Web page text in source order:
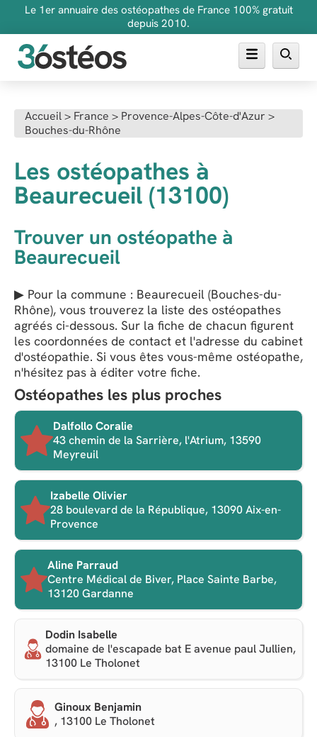
Le 1er annuaire des ostéopathes de France 100% gratuit
depuis 2010.
FAQ
Inscrire son cabinet
Accueil> France > Provence-Alpes-Côte-d'Azur >
Bouches-du-Rhône
Les ostéopathes à
Beaurecueil (13100)
Trouver un ostéopathe à
Beaurecueil
▶ Pour la commune : Beaurecueil (Bouches-du-
Rhône), vous trouverez la liste des ostéopathes
agréés ci-dessous. Sur la fiche de chacun figurent
les coordonnées de contact et l'adresse du cabinet
d'ostéopathie. Si vous êtes vous-même ostéopathe,
n'hésitez pas à éditer votre fiche.
Ostéopathes les plus proches
Dalfollo Coralie
43 chemin de la Sarrière, l'Atrium, 13590
Meyreuil
Izabelle Olivier
28 boulevard de la République, 13090 Aix-en-
Provence
Aline Parraud
Centre Médical de Biver, Place Sainte Barbe,
13120 Gardanne
Dodin Isabelle
domaine de l'escapade bat E avenue paul Jullien,
13100 Le Tholonet
Ginoux Benjamin
, 13100 Le Tholonet